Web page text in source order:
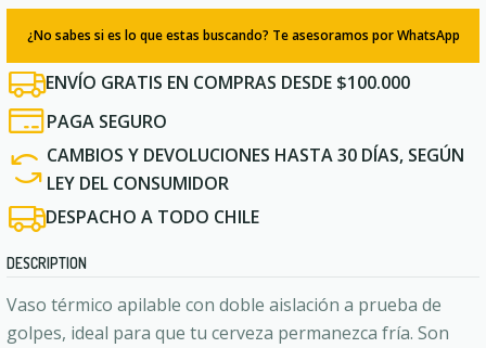
¿No sabes si es lo que estas buscando? Te asesoramos por WhatsApp
ENVÍO GRATIS EN COMPRAS DESDE $100.000
PAGA SEGURO
CAMBIOS Y DEVOLUCIONES HASTA 30 DÍAS, SEGÚN
LEY DEL CONSUMIDOR
DESPACHO A TODO CHILE
DESCRIPTION
Vaso térmico apilable con doble aislación a prueba de
golpes, ideal para que tu cerveza permanezca fría. Son